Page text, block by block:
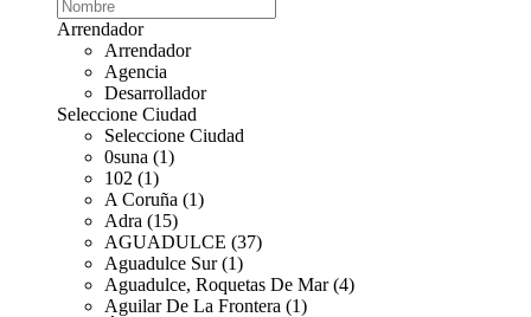
Arrendador
Arrendador
Agencia
Desarrollador
Seleccione Ciudad
Seleccione Ciudad
0suna (1)
102 (1)
A Coruña (1)
Adra (15)
AGUADULCE (37)
Aguadulce Sur (1)
Aguadulce, Roquetas De Mar (4)
Aguilar De La Frontera (1)